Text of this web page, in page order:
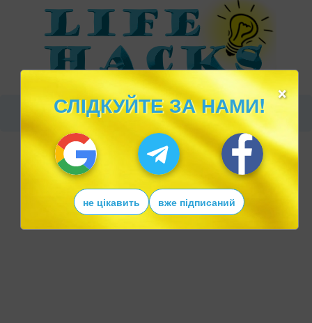
×
СЛІДКУЙТЕ ЗА НАМИ!
не цікавить вже підписаний